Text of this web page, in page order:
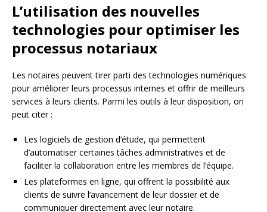
L’utilisation des nouvelles
technologies pour optimiser les
processus notariaux
Les notaires peuvent tirer parti des technologies numériques
pour améliorer leurs processus internes et offrir de meilleurs
services à leurs clients. Parmi les outils à leur disposition, on
peut citer :
Les logiciels de gestion d’étude, qui permettent
d’automatiser certaines tâches administratives et de
faciliter la collaboration entre les membres de l’équipe.
Les plateformes en ligne, qui offrent la possibilité aux
clients de suivre l’avancement de leur dossier et de
communiquer directement avec leur notaire.